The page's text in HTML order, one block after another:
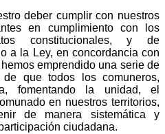
deber cumplir con nuestros
en cumplimiento con los
constitucionales, y de
a la Ley, en concordancia con
emprendido una serie de
que todos los comuneros,
fomentando la unidad, el
en nuestros territorios,
de manera sistemática y
ciudadana.